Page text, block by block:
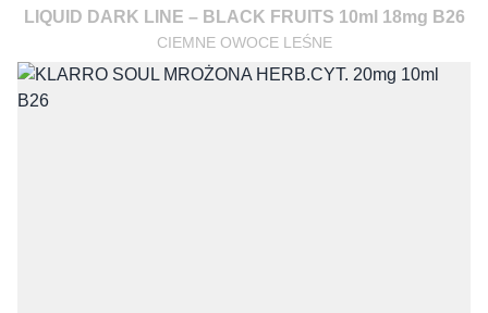
LIQUID DARK LINE – BLACK FRUITS 10ml 18mg B26
CIEMNE OWOCE LEŚNE